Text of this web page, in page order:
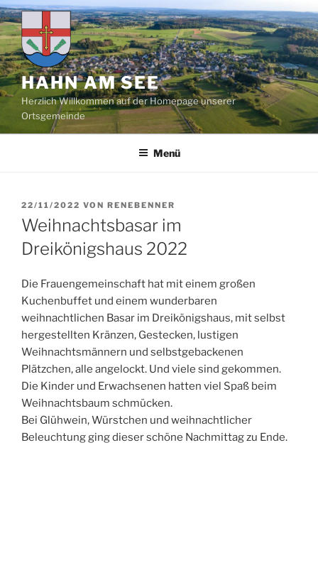
Zum
Inhalt
springen
HAHN AM SEE
Herzlich Willkommen auf der Homepage unserer
Ortsgemeinde
Menü
VERÖFFENTLICHT
AM
22/11/2022 VON RENEBENNER
Weihnachtsbasar im
Dreikönigshaus 2022
Die Frauengemeinschaft hat mit einem großen
Kuchenbuffet und einem wunderbaren
weihnachtlichen Basar im Dreikönigshaus, mit selbst
hergestellten Kränzen, Gestecken, lustigen
Weihnachtsmännern und selbstgebackenen
Plätzchen, alle angelockt. Und viele sind gekommen.
Die Kinder und Erwachsenen hatten viel Spaß beim
Weihnachtsbaum schmücken.
Bei Glühwein, Würstchen und weihnachtlicher
Beleuchtung ging dieser schöne Nachmittag zu Ende.